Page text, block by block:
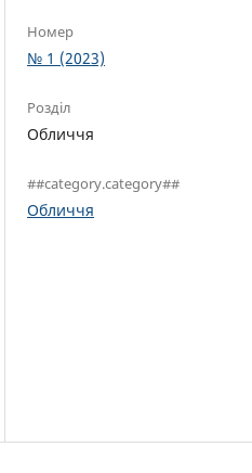
Номер
№ 1 (2023)
Розділ
Обличчя
##category.category##
Обличчя